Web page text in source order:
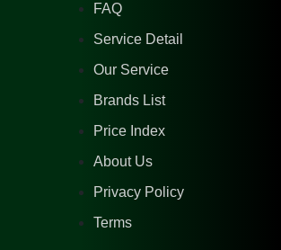
FAQ
Service Detail
Our Service
Brands List
Price Index
About Us
Privacy Policy
Terms